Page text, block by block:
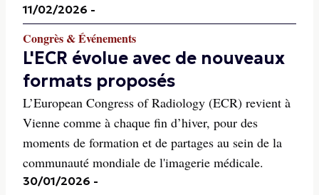
11/02/2026 -
Congrès & Événements
L'ECR évolue avec de nouveaux
formats proposés
L’European Congress of Radiology (ECR) revient à
Vienne comme à chaque fin d’hiver, pour des
moments de formation et de partages au sein de la
communauté mondiale de l'imagerie médicale.
30/01/2026 -